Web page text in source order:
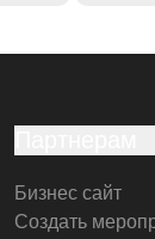
Бизнес сайт
Создать